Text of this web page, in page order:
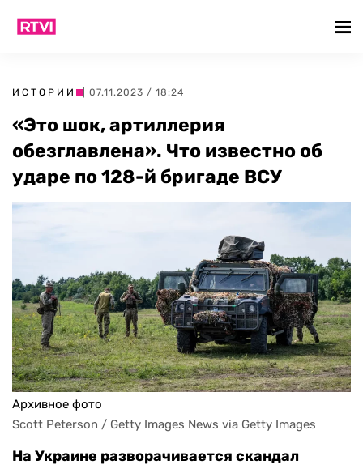
ИСТОРИИ | 07.11.2023 / 18:24
«Это шок, артиллерия
обезглавлена». Что известно об
ударе по 128-й бригаде ВСУ
Архивное фото
Scott Peterson / Getty Images News via Getty Images
На Украине разворачивается скандал